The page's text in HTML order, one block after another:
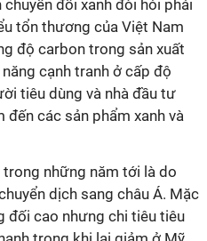
đổi xanh đòi hỏi phải
tổn thương của Việt Nam
độ carbon trong sản xuất
cạnh tranh ở cấp độ
tiêu dùng và nhà đầu tư
các sản phẩm xanh và
những năm tới là do
dịch sang châu Á. Mặc
đối cao nhưng chi tiêu tiêu